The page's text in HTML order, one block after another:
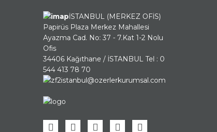
İSTANBUL (MERKEZ OFİS)
Papirüs Plaza Merkez Mahallesi
Ayazma Cad. No: 37 - 7.Kat 1-2 Nolu
Ofis
34406 Kağıthane / İSTANBUL Tel : 0
544 413 78 70
istanbul@ozerlerkurumsal.com